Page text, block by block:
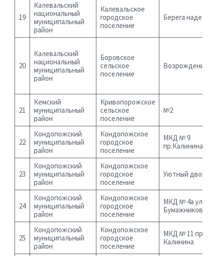
19
Калевальский
национальный
муниципальный
район
Калевальское
городское
поселение
Берега надежды
20
Калевальский
национальный
муниципальный
район
Боровское
сельское
поселение
Возрождение
21
Кемский
муниципальный
район
Кривопорожское
сельское
поселение
№2
22
Кондопожский
муниципальный
район
Кондопожское
городское
поселение
МКД № 9
пр.Калинина
23
Кондопожский
муниципальный
район
Кондопожское
городское
поселение
Уютный двор
24
Кондопожский
муниципальный
район
Кондопожское
городское
поселение
МКД № 4а ул.
Бумажников
25
Кондопожский
муниципальный
район
Кондопожское
городское
поселение
МКД № 11 пр.
Калинина